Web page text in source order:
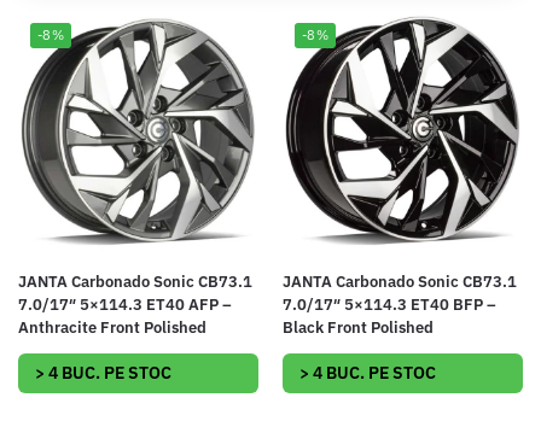
-8%
JANTA Carbonado Sonic CB73.1
7.0/17″ 5×114.3 ET40 AFP –
Anthracite Front Polished
> 4 BUC. PE STOC
-8%
JANTA Carbonado Sonic CB73.1
7.0/17″ 5×114.3 ET40 BFP –
Black Front Polished
> 4 BUC. PE STOC